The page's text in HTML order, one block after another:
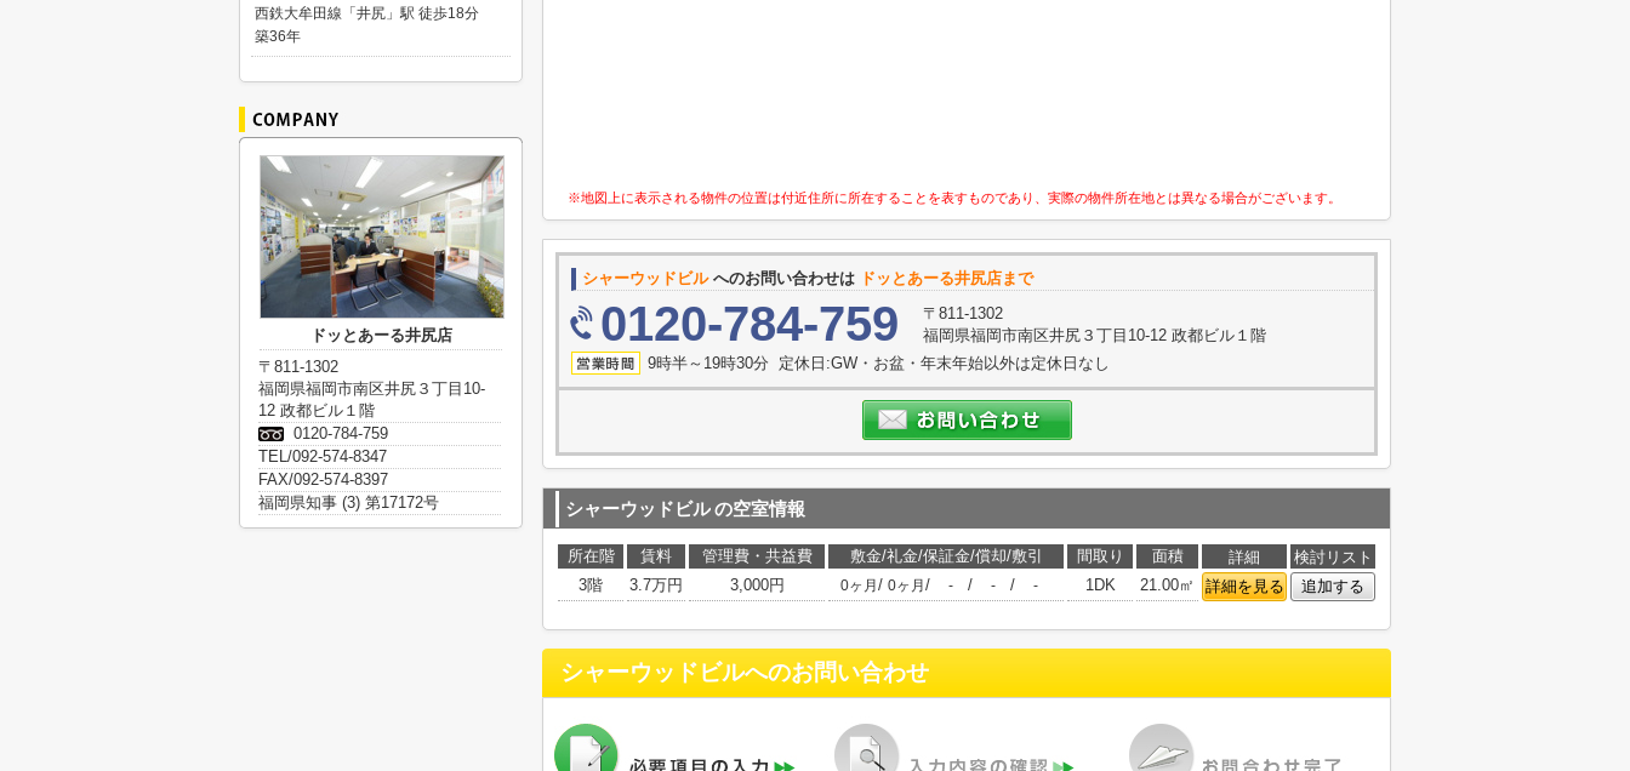
※地図上に表示される物件の位置は付近住所に所在することを表すものであり、実際の物件所在地とは異なる場合がございます。
シャーウッドビルへのお問い合わせは ドッとあーる井尻店まで
0120-784-759
〒811-1302
福岡県福岡市南区井尻３丁目10-12 政都ビル１階
9時半～19時30分 定休日:GW・お盆・年末年始以外は定休日なし
シャーウッドビルの空室情報
所在階 賃料 管理費・共益費 敷金/礼金/保証金/償却/敷引 間取り 面積 詳細
検討リスト
3階
3.7万円 3,000円 0ヶ月 / 0ヶ月 / - / - / - 1DK 21.00㎡ 詳細を見る 追加する
シャーウッドビルへのお問い合わせ
西鉄大牟田線「井尻」駅 徒歩18分
築36年
ドッとあーる井尻店
〒811-1302
福岡県福岡市南区井尻３丁目10-
12 政都ビル１階
0120-784-759
TEL/092-574-8347
FAX/092-574-8397
福岡県知事 (3) 第17172号